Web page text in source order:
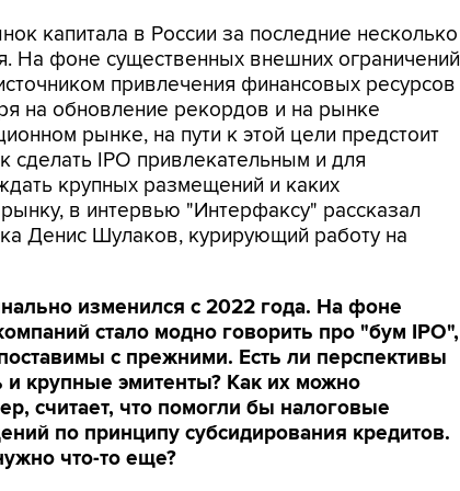
капитала в России за последние несколько
На фоне существенных внешних ограничений
привлечения финансовых ресурсов
на обновление рекордов и на рынке
рынке, на пути к этой цели предстоит
IPO привлекательным и для
крупных размещений и каких
в интервью "Интерфаксу" рассказал
Денис Шулаков, курирующий работу на
изменился с 2022 года. На фоне
стало модно говорить про "бум IPO",
с прежними. Есть ли перспективы
и крупные эмитенты? Как их можно
считает, что помогли бы налоговые
по принципу субсидирования кредитов.
что-то еще?